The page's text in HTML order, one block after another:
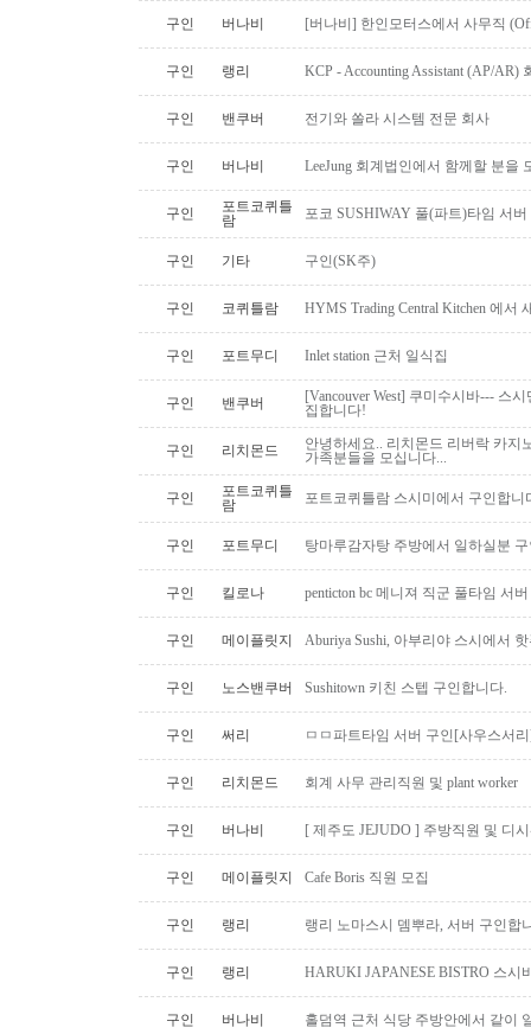
구인 버나비 [버나비] 한인모터스에서 사무직
구인 랭리 KCP - Accounting Assistant (AP/
구인 밴쿠버 전기와 쏠라 시스템 전문 회사
구인 버나비 LeeJung 회계법인에서 함께할 분을
구인
포트코퀴틀
람
포코 SUSHIWAY 풀(파트)타임 서버
구인 기타 구인(SK주)
구인 코퀴틀람 HYMS Trading Central Kitchen 에
구인 포트무디 Inlet station 근처 일식집
구인 밴쿠버
[Vancouver West] 쿠미수시바--- 스
집합니다!
구인 리치몬드
안녕하세요.. 리치몬드 리버락 카지
가족분들을 모십니다...
구인
포트코퀴틀
람
포트코퀴틀람 스시미에서 구인합니
구인 포트무디 탕마루감자탕 주방에서 일하실분
구인 킬로나 penticton bc 메니져 직군 풀타임 서
구인 메이플릿지 Aburiya Sushi, 아부리야 스시에서
구인 노스밴쿠버 Sushitown 키친 스텝 구인합니다.
구인 써리 ㅁㅁ파트타임 서버 구인[사우스서
구인 리치몬드 회계 사무 관리직원 및 plant worker
구인 버나비 [ 제주도 JEJUDO ] 주방직원 및 디
구인 메이플릿지 Cafe Boris 직원 모집
구인 랭리 랭리 노마스시 뎀뿌라, 서버 구인합
구인 랭리 HARUKI JAPANESE BISTRO 스시
구인 버나비 홀덤역 근처 식당 주방안에서 같이